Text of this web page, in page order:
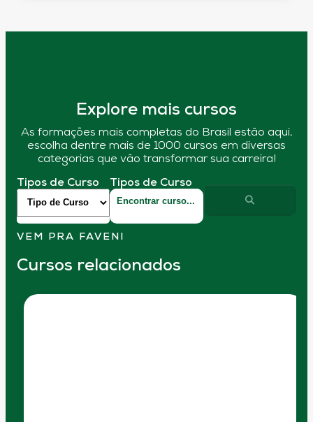
Explore mais cursos
As formações mais completas do Brasil estão aqui,
escolha dentre mais de 1000 cursos em diversas
categorias que vão transformar sua carreira!
Tipos de Curso Tipos de Curso
VEM PRA FAVENI
Cursos relacionados